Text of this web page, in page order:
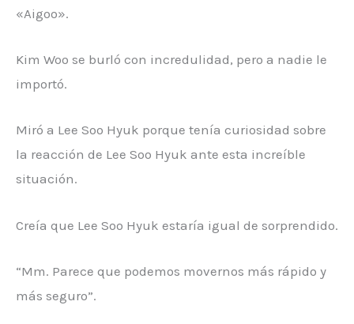
«Aigoo».
Kim Woo se burló con incredulidad, pero a nadie le
importó.
Miró a Lee Soo Hyuk porque tenía curiosidad sobre
la reacción de Lee Soo Hyuk ante esta increíble
situación.
Creía que Lee Soo Hyuk estaría igual de sorprendido.
“Mm. Parece que podemos movernos más rápido y
más seguro”.